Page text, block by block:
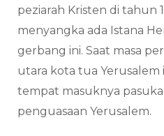
peziarah Kristen di tahun
menyangka ada Istana
gerbang ini. Saat masa
utara kota tua Yerusalem
tempat masuknya
penguasaan Yerusalem.